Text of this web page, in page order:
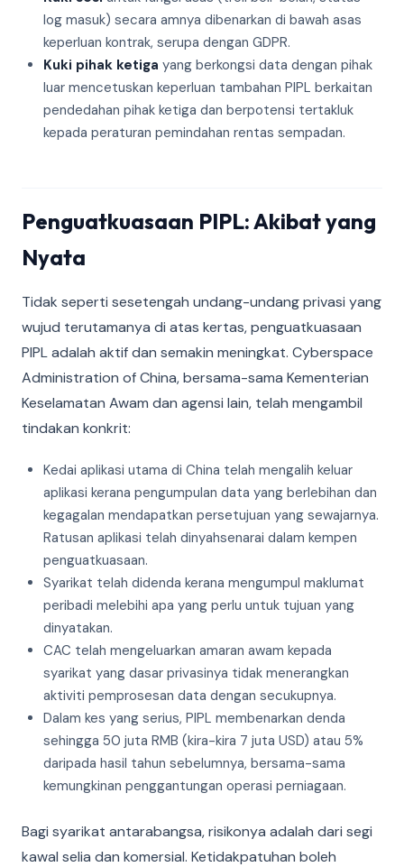
log masuk) secara amnya dibenarkan di bawah asas
keperluan kontrak, serupa dengan GDPR.
Kuki pihak ketiga yang berkongsi data dengan pihak
luar mencetuskan keperluan tambahan PIPL berkaitan
pendedahan pihak ketiga dan berpotensi tertakluk
kepada peraturan pemindahan rentas sempadan.
Penguatkuasaan PIPL: Akibat yang
Nyata
Tidak seperti sesetengah undang-undang privasi yang
wujud terutamanya di atas kertas, penguatkuasaan
PIPL adalah aktif dan semakin meningkat. Cyberspace
Administration of China, bersama-sama Kementerian
Keselamatan Awam dan agensi lain, telah mengambil
tindakan konkrit:
Kedai aplikasi utama di China telah mengalih keluar
aplikasi kerana pengumpulan data yang berlebihan dan
kegagalan mendapatkan persetujuan yang sewajarnya.
Ratusan aplikasi telah dinyahsenarai dalam kempen
penguatkuasaan.
Syarikat telah didenda kerana mengumpul maklumat
peribadi melebihi apa yang perlu untuk tujuan yang
dinyatakan.
CAC telah mengeluarkan amaran awam kepada
syarikat yang dasar privasinya tidak menerangkan
aktiviti pemprosesan data dengan secukupnya.
Dalam kes yang serius, PIPL membenarkan denda
sehingga 50 juta RMB (kira-kira 7 juta USD) atau 5%
daripada hasil tahun sebelumnya, bersama-sama
kemungkinan penggantungan operasi perniagaan.
Bagi syarikat antarabangsa, risikonya adalah dari segi
kawal selia dan komersial. Ketidakpatuhan boleh